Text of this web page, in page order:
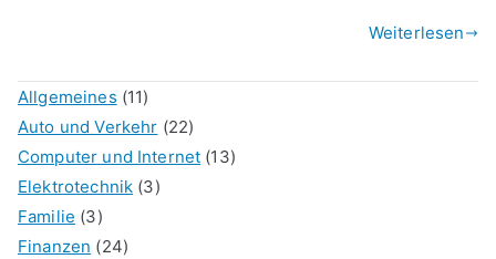
Weiterlesen
Allgemeines (11)
Auto und Verkehr (22)
Computer und Internet (13)
Elektrotechnik (3)
Familie (3)
Finanzen (24)